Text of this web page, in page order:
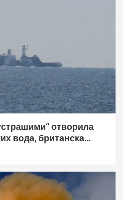
отворила
вода, британска
праћење